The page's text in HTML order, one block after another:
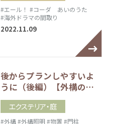
#エール！ #コーダ あいのうた
#海外ドラマの間取り
2022.11.09
後からプランしやすいよ
うに（後編）【外構の…
エクステリア・庭
#外構#外構照明 #物置 #門柱